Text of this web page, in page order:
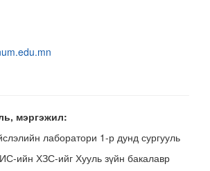
мэргэжил:
лаборатори 1-р дунд сургууль
ийн ХЗС-ийг Хууль зүйн бакалавр